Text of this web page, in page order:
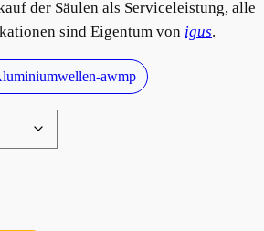
der Säulen als Serviceleistung, alle
sind Eigentum von igus.
awmp